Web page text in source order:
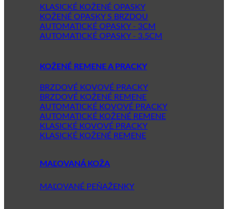
KLASICKÉ KOŽENÉ OPASKY
KOŽENÉ OPASKY S BRZDOU
AUTOMATICKÉ OPASKY - 3CM
AUTOMATICKÉ OPASKY - 3.5CM
KOŽENÉ REMENE A PRACKY
BRZDOVÉ KOVOVÉ PRACKY
BRZDOVÉ KOŽENÉ REMENE
AUTOMATICKÉ KOVOVÉ PRACKY
AUTOMATICKÉ KOŽENÉ REMENE
KLASICKÉ KOVOVÉ PRACKY
KLASICKÉ KOŽENÉ REMENE
MAĽOVANÁ KOŽA
MAĽOVANÉ PEŇAŽENKY